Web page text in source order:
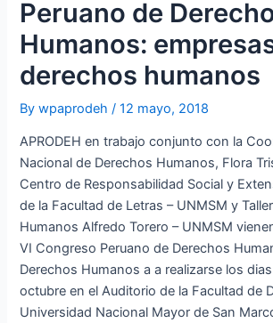
Peruano de
Humanos:
derechos humanos
Bywpaprodeh/12 mayo, 2018
APRODEH en trabajo conjunto con la
Nacional de Derechos Humanos, Flora
Centro de Responsabilidad Social y
de la Facultad de Letras – UNMSM y
Humanos Alfredo Torero – UNMSM
VI Congreso Peruano de Derechos
Derechos Humanos a a realizarse los
octubre en el Auditorio de la Facultad de
Universidad Nacional Mayor de San